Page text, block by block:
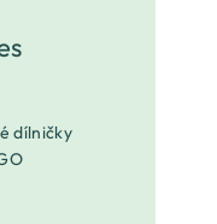
dílničky